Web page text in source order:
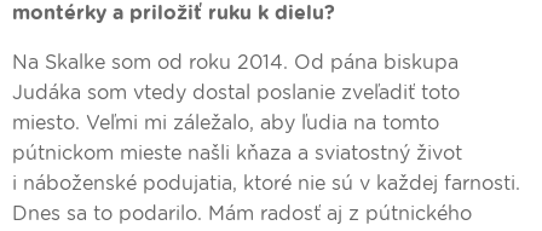
montérky a priložiť ruku k dielu?
Na Skalke som od roku 2014. Od pána biskupa
Judáka som vtedy dostal poslanie zveľadiť toto
miesto. Veľmi mi záležalo, aby ľudia na tomto
pútnickom mieste našli kňaza a sviatostný život
i náboženské podujatia, ktoré nie sú v každej farnosti.
Dnes sa to podarilo. Mám radosť aj z pútnického